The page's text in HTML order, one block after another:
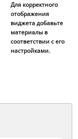
Для корректного
отображения
виджета добавьте
материалы в
соответствии с его
настройками.